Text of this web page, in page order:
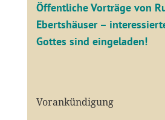
Öffentliche Vorträge von
Ebertshäuser –
Gottes sind eingeladen!
Vorankündigung